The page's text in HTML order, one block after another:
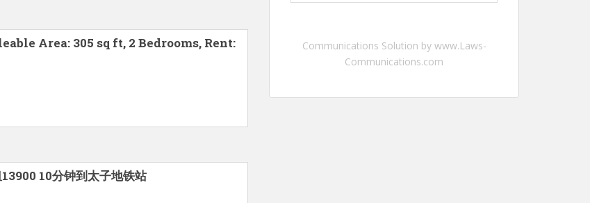
Area: 305 sq ft, 2 Bedrooms, Rent:
10分钟到太子地铁站
Communications Solution by www.Laws-
Communications.com